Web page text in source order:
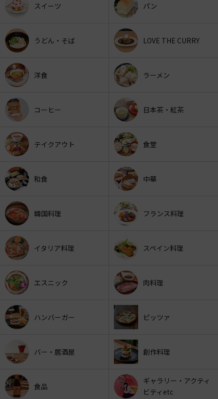
スイーツ パン
うどん・そば LOVE THE CURRY
洋食 ラーメン
コーヒー 日本茶・紅茶
テイクアウト 食堂
和食 中華
韓国料理 フランス料理
イタリア料理 スペイン料理
エスニック 肉料理
ハンバーガー ピッツァ
バー・居酒屋 創作料理
食品
ギャラリー・アクティ
ビティetc